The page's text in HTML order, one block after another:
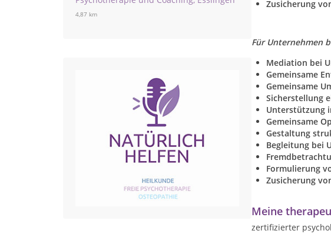
4,87 km
Zusicherung
Für Unternehmen
Mediation bei
Gemeinsame
Gemeinsame
Sicherstellung
Unterstützung
Gemeinsame
Gestaltung
Begleitung bei
Formulierung
Zusicherung
Meine
zertifizierter